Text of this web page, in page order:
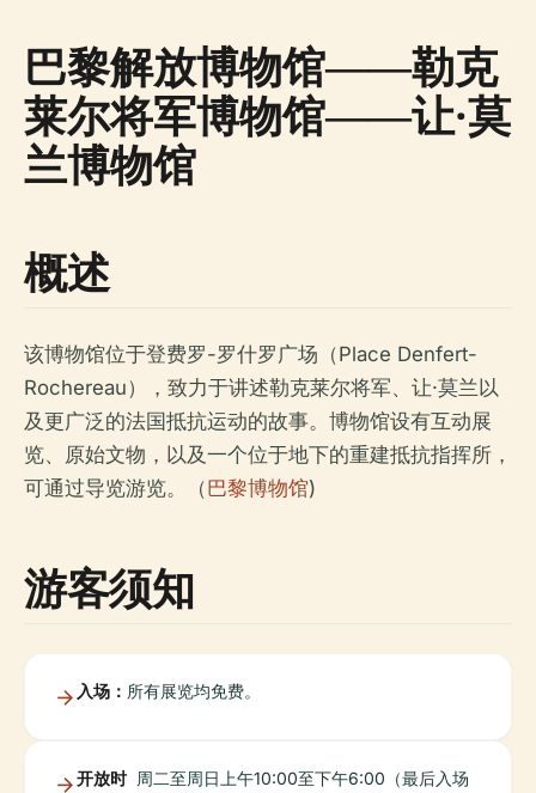
巴黎解放博物馆——勒克
莱尔将军博物馆——让·莫
兰博物馆
概述
该博物馆位于登费罗-罗什罗广场（Place Denfert-
Rochereau），致力于讲述勒克莱尔将军、让·莫兰以
及更广泛的法国抵抗运动的故事。博物馆设有互动展
览、原始文物，以及一个位于地下的重建抵抗指挥所，
可通过导览游览。（巴黎博物馆)
游客须知
入场： 所有展览均免费。
开放时 周二至周日上午10:00至下午6:00（最后入场